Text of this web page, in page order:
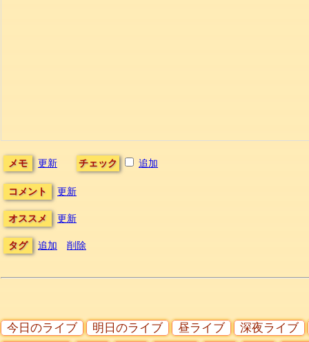
メモ 更新 チェック 追加
コメント 更新
オススメ 更新
タグ 追加 削除
今日のライブ 明日のライブ 昼ライブ
深夜ライブ